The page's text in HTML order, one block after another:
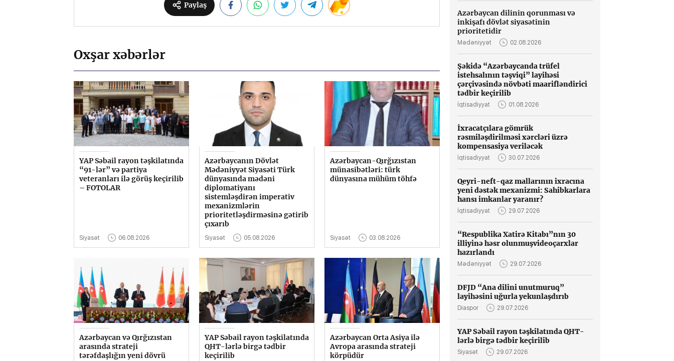
Paylaş
Oxşar xəbərlər
YAP Səbail rayon təşkilatında
“91-lər” və partiya
veteranları ilə görüş keçirilib
– FOTOLAR
Siyasət 06.08.2026
Azərbaycanın Dövlət
Mədəniyyət Siyasəti Türk
dünyasında mədəni
diplomatiyanı
sistemləşdirən imperativ
mexanizmlərin
prioritetləşdirməsinə gətirib
çıxarıb
Siyasət 05.08.2026
Azərbaycan-Qırğızıstan
münasibətləri: türk
dünyasına mühüm töhfə
Siyasət 03.08.2026
Azərbaycan və Qırğızıstan
arasında strateji
tərəfdaşlığın yeni dövrü
YAP Səbail rayon təşkilatında
QHT-lərlə birgə tədbir
keçirilib
Azərbaycan Orta Asiya ilə
Avropa arasında strateji
körpüdür
Azərbaycan dilinin qorunması və
inkişafı dövlət siyasətinin
prioritetidir
Mədəniyyət 02.08.2026
Şəkidə “Azərbaycanda trüfel
istehsalının təşviqi” layihəsi
çərçivəsində növbəti maarifləndirici
tədbir keçirilib
İqtisadiyyat 01.08.2026
İxracatçılara gömrük
rəsmiləşdirilməsi xərcləri üzrə
kompensasiya veriləcək
İqtisadiyyat 30.07.2026
Qeyri-neft-qaz mallarının ixracına
yeni dəstək mexanizmi: Sahibkarlara
hansı imkanlar yaranır?
İqtisadiyyat 29.07.2026
“Respublika Xatirə Kitabı”nın 30
illiyinə həsr olunmuşvideoçarxlar
hazırlandı
Mədəniyyət 29.07.2026
DFJD “Ana dilini unutmuruq”
layihəsini uğurla yekunlaşdırıb
Diaspor 29.07.2026
YAP Səbail rayon təşkilatında QHT-
lərlə birgə tədbir keçirilib
Siyasət 29.07.2026